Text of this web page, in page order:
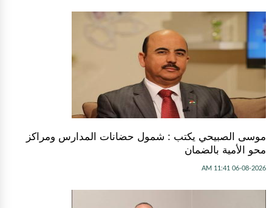
موسى الصبيحي يكتب : شمول حضانات المدارس ومراكز
محو الأمية بالضمان
06-08-2026 11:41 AM